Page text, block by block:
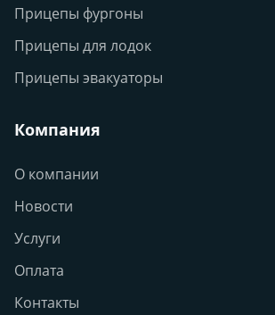
Прицепы фургоны
Прицепы для лодок
Прицепы эвакуаторы
Компания
О компании
Новости
Услуги
Оплата
Контакты